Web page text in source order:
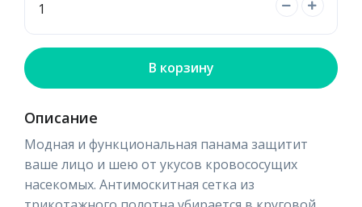
В корзину
Описание
Модная и функциональная панама защитит
ваше лицо и шею от укусов кровососущих
насекомых. Антимоскитная сетка из